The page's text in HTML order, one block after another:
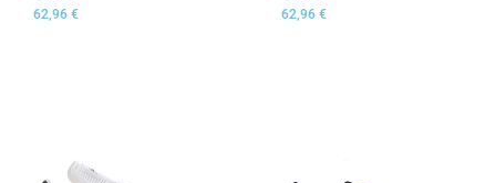
62,96 €
62,96 €